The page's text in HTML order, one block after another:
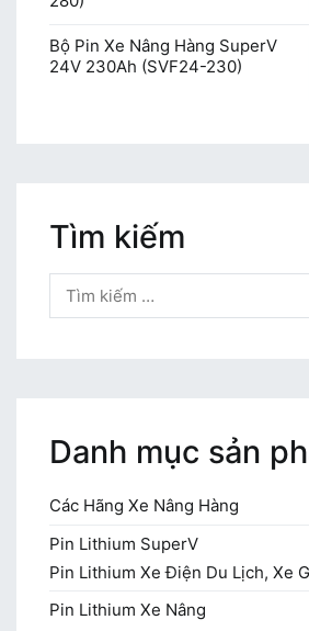
Bộ Pin Xe Nâng Hàng SuperV
24V 230Ah (SVF24-230)
Tìm kiếm
kiếm
cho:
Danh mục sản
Các Hãng Xe Nâng Hàng
Pin Lithium SuperV
Pin Lithium Xe Điện Du Lịch, Xe
Pin Lithium Xe Nâng